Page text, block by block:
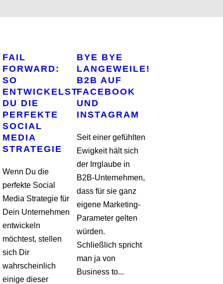
FAIL
FORWARD:
SO
ENTWICKELST
DU DIE
PERFEKTE
SOCIAL
MEDIA
STRATEGIE
Wenn Du die
perfekte Social
Media Strategie für
Dein Unternehmen
entwickeln
möchtest, stellen
sich Dir
wahrscheinlich
einige dieser
BYE BYE
LANGEWEILE!
B2B AUF
FACEBOOK
UND
INSTAGRAM
Seit einer gefühlten
Ewigkeit hält sich
der Irrglaube in
B2B-Unternehmen,
dass für sie ganz
eigene Marketing-
Parameter gelten
würden.
Schließlich spricht
man ja von
Business to...